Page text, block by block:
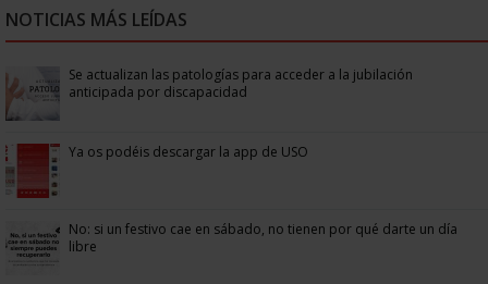
NOTICIAS MÁS LEÍDAS
Se actualizan las patologías para acceder a la jubilación
anticipada por discapacidad
Ya os podéis descargar la app de USO
No: si un festivo cae en sábado, no tienen por qué darte un día
libre